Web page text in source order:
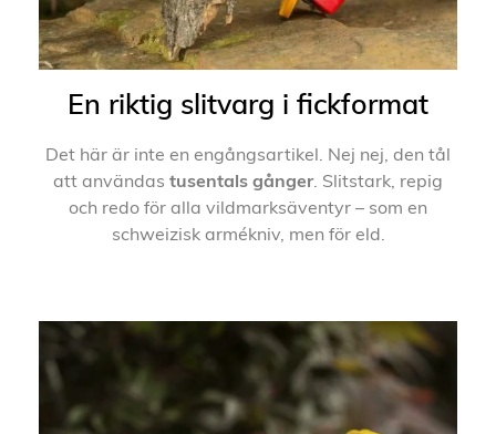
En riktig slitvarg i fickformat
Det här är inte en engångsartikel. Nej nej, den tål
att användas tusentals gånger. Slitstark, repig
och redo för alla vildmarksäventyr – som en
schweizisk armékniv, men för eld.